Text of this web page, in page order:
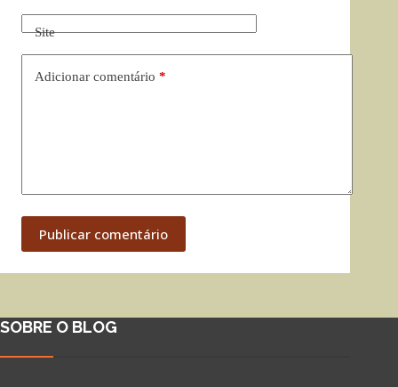
Site
Adicionar comentário *
Publicar comentário
SOBRE O BLOG